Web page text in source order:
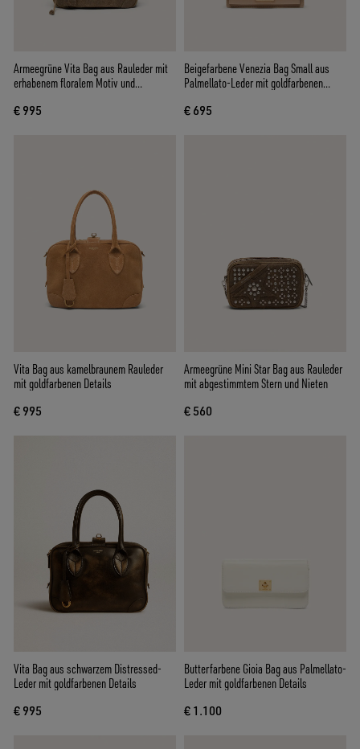
Armeegrüne Vita Bag aus Rauleder mit
erhabenem floralem Motiv und
€ 995
Beigefarbene Venezia Bag Small aus
Palmellato-Leder mit goldfarbenen
€ 695
Vita Bag aus kamelbraunem Rauleder
mit goldfarbenen Details
€ 995
Armeegrüne Mini Star Bag aus Rauleder
mit abgestimmtem Stern und Nieten
€ 560
Vita Bag aus schwarzem Distressed-
Leder mit goldfarbenen Details
€ 995
Butterfarbene Gioia Bag aus Palmellato-
Leder mit goldfarbenen Details
€ 1.100